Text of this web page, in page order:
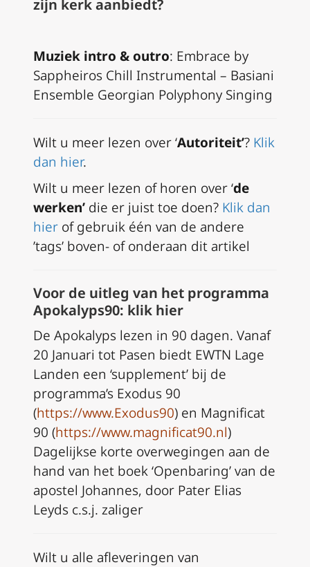
zijn kerk aanbiedt?
Muziek intro & outro: Embrace by
Sappheiros Chill Instrumental – Basiani
Ensemble Georgian Polyphony Singing
Wilt u meer lezen over ‘Autoriteit’? Klik
dan hier.
Wilt u meer lezen of horen over ‘de
werken’ die er juist toe doen? Klik dan
hier of gebruik één van de andere
’tags’ boven- of onderaan dit artikel
Voor de uitleg van het programma
Apokalyps90: klik hier
De Apokalyps lezen in 90 dagen. Vanaf
20 Januari tot Pasen biedt EWTN Lage
Landen een ‘supplement’ bij de
programma’s Exodus 90
(https://www.Exodus90) en Magnificat
90 (https://www.magnificat90.nl)
Dagelijkse korte overwegingen aan de
hand van het boek ‘Openbaring’ van de
apostel Johannes, door Pater Elias
Leyds c.s.j. zaliger
Wilt u alle afleveringen van